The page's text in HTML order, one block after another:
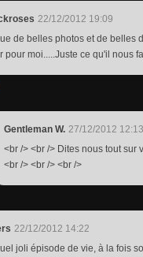
22/12/2012 19:09
de belles photos et de belles
pour moi.....Juste ce qu'il nous
Gentleman W. 27/12/2012 12:13
<br /> <br /> Dites nous tout sur
<br /> <br /> <br />
22/12/2012 14:22
joli épisode de vie, à la fois